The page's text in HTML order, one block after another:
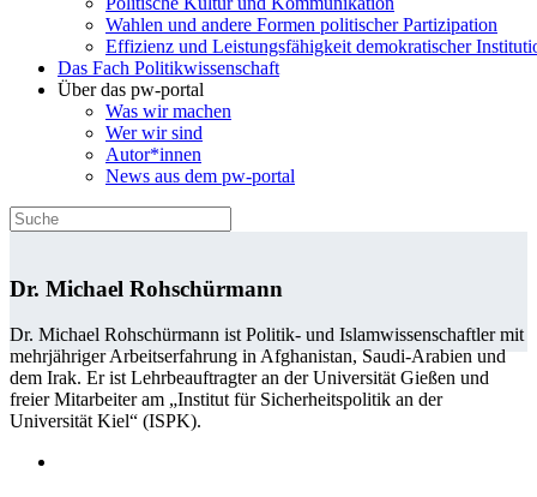
Wahlen und andere Formen politischer Partizipation
Effizienz und Leistungsfähigkeit demokratischer
Das Fach Politikwissenschaft
Über das pw-portal
Was wir machen
Wer wir sind
Autor*innen
News aus dem pw-portal
Dr. Michael Rohschürmann
Dr. Michael Rohschürmann ist Politik- und Islamwissen­schaftler mit
mehrjähriger Arbeitserfahrung in Afghanistan, Saudi-Arabien und
dem Irak. Er ist Lehrbeauftragter an der Universität Gießen und
freier Mitarbeiter am „Institut für Sicherheitspolitik an der
Universität Kiel“ (ISPK).